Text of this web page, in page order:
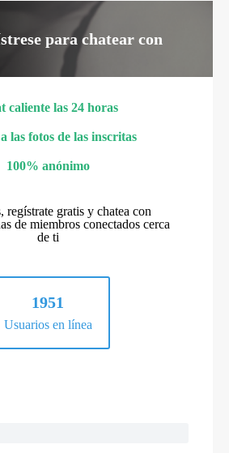
para chatear con
caliente las 24 horas
las fotos de las inscritas
100% anónimo
regístrate gratis y chatea con
de miembros conectados cerca
de ti
1951
Usuarios en línea